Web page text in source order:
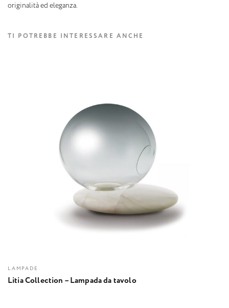
originalità ed eleganza.
TI POTREBBE INTERESSARE ANCHE
LAMPADE
Litia Collection – Lampada da tavolo